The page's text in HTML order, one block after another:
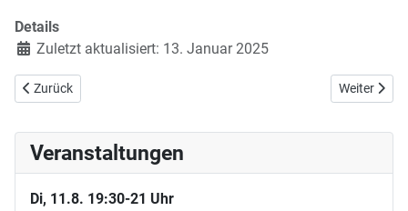
Details
Zuletzt aktualisiert: 13. Januar 2025
Vorheriger Beitrag: Kirchenbau
Zurück Nächster
Weiter
Veranstaltungen
Di, 11.8. 19:30-21 Uhr